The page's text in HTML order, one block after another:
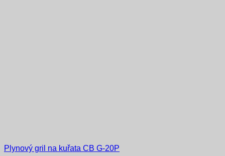
Plynový gril na kuřata CB G-20P